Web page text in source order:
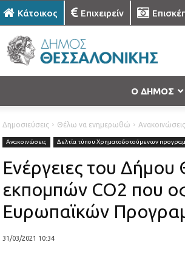
Κάτοικος Επιχειρείν
Ο ΔΗΜΟΣ
Δημοσιεύσεις Θέλω να ενημερωθώ Ανακοινώσεις
Ανακοινώσεις Δελτία τύπου Χρηματοδοτούμενων
Ενέργειες του
εκπομπών CO2 που
Ευρωπαϊκών
31/03/2021 10:34